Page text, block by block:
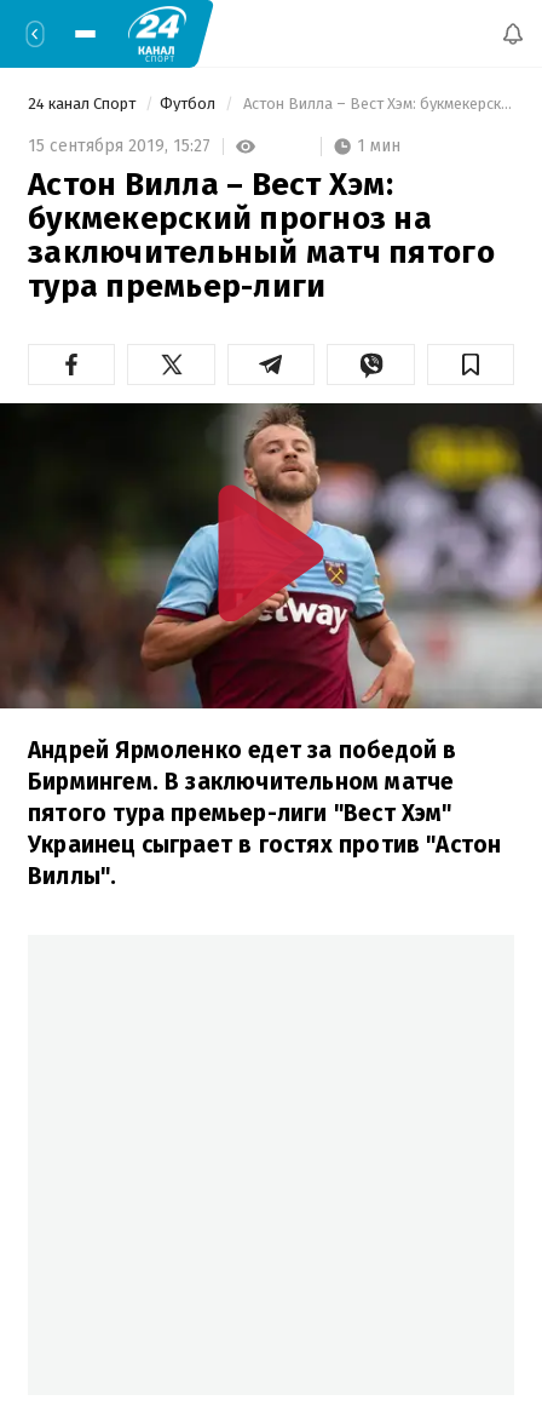
24 канал Спорт Футбол Астон Вилла – Вест Хэм: букмекерский прогноз на заключительный матч пятого тура премьер-лиги
15 сентября 2019, 15:27 1 мин
Астон Вилла – Вест Хэм:
букмекерский прогноз на
заключительный матч пятого
тура премьер-лиги
Андрей Ярмоленко едет за победой в
Бирмингем. В заключительном матче
пятого тура премьер-лиги "Вест Хэм"
Украинец сыграет в гостях против "Астон
Виллы".